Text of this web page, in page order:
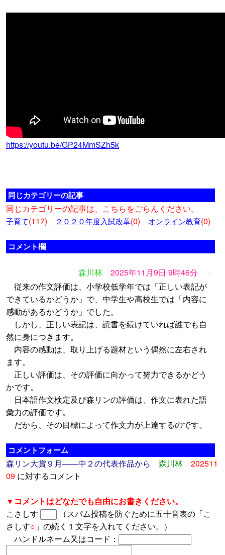
https://youtu.be/GP24MmSZh5k
同じカテゴリーの記事
同じカテゴリーの記事は、こちらをごらんください。
子育て(117) ２０２０年度入試改革(0) オンライン教育(0)
コメント欄
森川林 2025年11月9日 9時46分 ▽
従来の作文評価は、小学校低学年では「正しい表記が
できているかどうか」で、中学生や高校生では「内容に
感動があるかどうか」でした。
しかし、正しい表記は、読書を続けていれば誰でも自
然に身につきます。
内容の感動は、取り上げる題材という偶然に左右され
ます。
正しい評価は、その評価に向かって努力できるかどう
かです。
日本語作文検定及び森リンの評価は、作文に表れた語
彙力の評価です。
だから、その目標によって作文力が上達するのです。
コメントフォーム
森リン大賞９月――中２の代表作品から 森川林
202511
09 に対するコメント
▼コメントはどなたでも自由にお書きください。
こさしす
（スパム投稿を防ぐために五十音表の「こ
さしす○ 」の続く１文字を入れてください。）
ハンドルネーム又はコード：